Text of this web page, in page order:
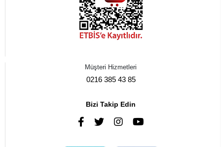
Müşteri Hizmetleri
0216 385 43 85
Bizi Takip Edin